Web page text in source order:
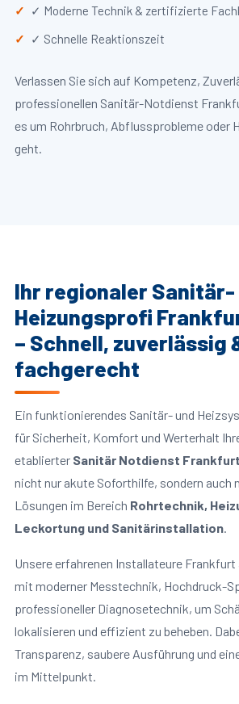
✓ Moderne Technik & zertifizierte
✓ Schnelle Reaktionszeit
Verlassen Sie sich auf Kompetenz,
professionellen Sanitär-Notdienst
es um Rohrbruch, Abflussprobleme oder
geht.
Ihr regionaler Sanitär-
Heizungsprofi
– Schnell, zuverlässig
fachgerecht
Ein funktionierendes Sanitär- und
für Sicherheit, Komfort und Werterhalt
etablierter Sanitär Notdienst Frankfurt
nicht nur akute Soforthilfe, sondern auch
Lösungen im Bereich Rohrtechnik,
Leckortung und Sanitärinstallation.
Unsere erfahrenen Installateure Frankfurt
mit moderner Messtechnik, Hochdruck-
professioneller Diagnosetechnik, um
lokalisieren und effizient zu beheben.
Transparenz, saubere Ausführung und
im Mittelpunkt.